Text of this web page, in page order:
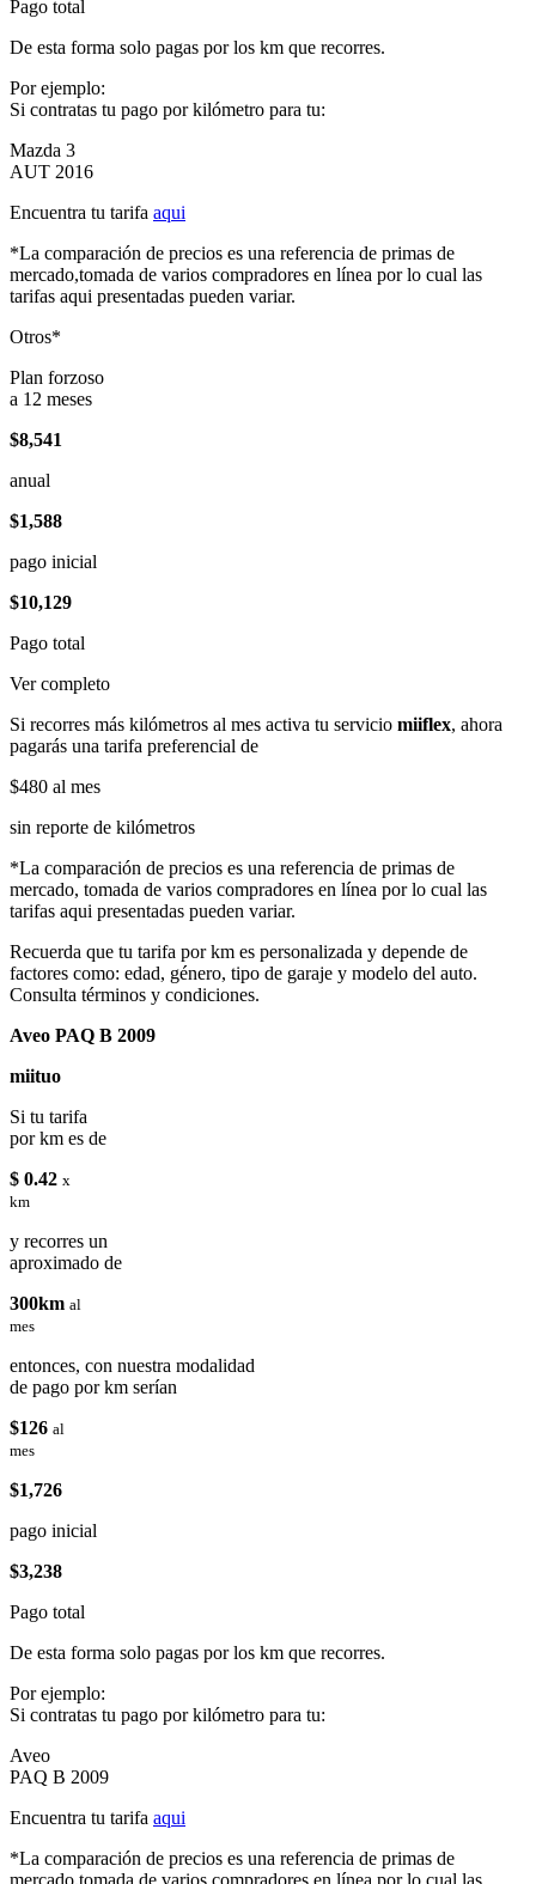
Pago total
De esta forma solo pagas por los km que recorres.
Por ejemplo:
Si contratas tu pago por kilómetro para tu:
Mazda 3
AUT 2016
Encuentra tu tarifa aqui
*La comparación de precios es una referencia de primas de
mercado,tomada de varios compradores en línea por lo cual las
tarifas aqui presentadas pueden variar.
Otros*
Plan forzoso
a 12 meses
$8,541
anual
$1,588
pago inicial
$10,129
Pago total
Ver completo
Si recorres más kilómetros al mes activa tu servicio miiflex, ahora
pagarás una tarifa preferencial de
$480 al mes
sin reporte de kilómetros
*La comparación de precios es una referencia de primas de
mercado, tomada de varios compradores en línea por lo cual las
tarifas aqui presentadas pueden variar.
Recuerda que tu tarifa por km es personalizada y depende de
factores como: edad, género, tipo de garaje y modelo del auto.
Consulta términos y condiciones.
Aveo PAQ B 2009
miituo
Si tu tarifa
por km es de
$ 0.42 x
km
y recorres un
aproximado de
300km al
mes
entonces, con nuestra modalidad
de pago por km serían
$126 al
mes
$1,726
pago inicial
$3,238
Pago total
De esta forma solo pagas por los km que recorres.
Por ejemplo:
Si contratas tu pago por kilómetro para tu:
Aveo
PAQ B 2009
Encuentra tu tarifa aqui
*La comparación de precios es una referencia de primas de
mercado,tomada de varios compradores en línea por lo cual las